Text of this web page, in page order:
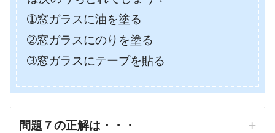
➀窓ガラスに油を塗る
➁窓ガラスにのりを塗る
➂窓ガラスにテープを貼る
問題７の正解は・・・